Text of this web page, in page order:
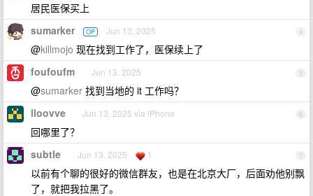
居民医保买上
4
sumarker OP Jun 13, 2025
@killmojo 现在找到工作了，医保续上了
5
foufoufm Jun 13, 2025
@sumarker 找到当地的 it 工作吗？
6
lloovve Jun 13, 2025 via iPhone
回哪里了？
7
subtle Jun 13, 2025 1
以前有个聊的很好的微信群友，也是在北京大厂，后面劝他别飘
了，就把我拉黑了。